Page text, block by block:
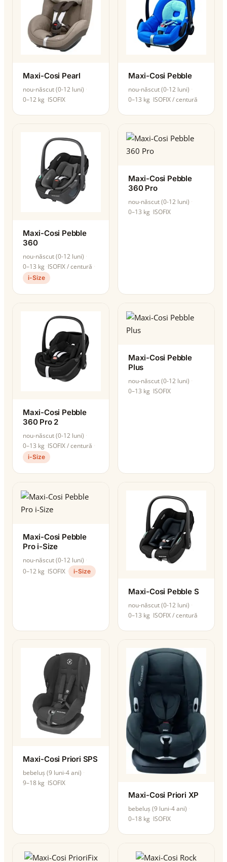
Maxi-Cosi Pearl
nou-născut (0-12 luni)
0–12 kg ISOFIX
Maxi-Cosi Pebble
nou-născut (0-12 luni)
0–13 kg ISOFIX / centură
Maxi-Cosi Pebble
360
nou-născut (0-12 luni)
0–13 kg ISOFIX / centură
i-Size
Maxi-Cosi Pebble
360 Pro
nou-născut (0-12 luni)
0–13 kg ISOFIX
Maxi-Cosi Pebble
360 Pro 2
nou-născut (0-12 luni)
0–13 kg ISOFIX / centură
i-Size
Maxi-Cosi Pebble
Plus
nou-născut (0-12 luni)
0–13 kg ISOFIX
Maxi-Cosi Pebble
Pro i-Size
nou-născut (0-12 luni)
0–12 kg ISOFIX i-Size
Maxi-Cosi Pebble S
nou-născut (0-12 luni)
0–13 kg ISOFIX / centură
Maxi-Cosi Priori SPS
bebeluș (9 luni-4 ani)
9–18 kg ISOFIX
Maxi-Cosi Priori XP
bebeluș (9 luni-4 ani)
0–18 kg ISOFIX